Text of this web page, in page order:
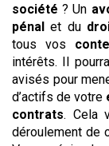
société ? Un
pénal et du
tous vos
intérêts. Il
avisés pour
d’actifs de votre
contrats. Cela
déroulement de